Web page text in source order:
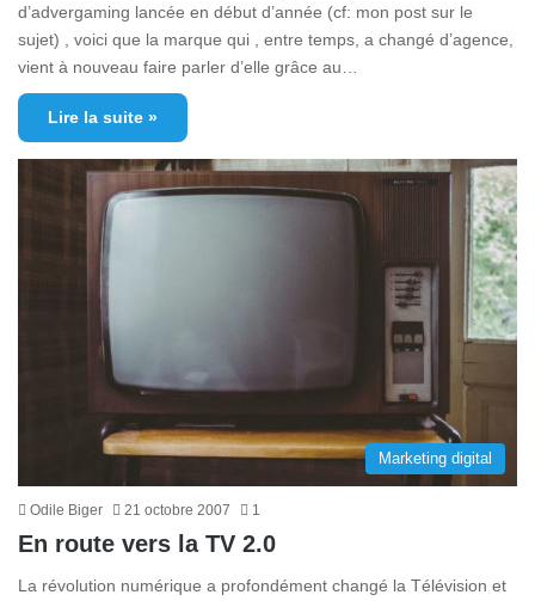
d’advergaming lancée en début d’année (cf: mon post sur le
sujet) , voici que la marque qui , entre temps, a changé d’agence,
vient à nouveau faire parler d’elle grâce au…
Lire la suite »
Marketing digital
Odile Biger 21 octobre 2007 1
En route vers la TV 2.0
La révolution numérique a profondément changé la Télévision et